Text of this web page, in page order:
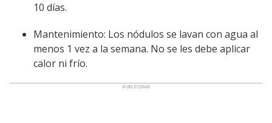
10 días.
Mantenimiento: Los nódulos se lavan con agua al
menos 1 vez a la semana. No se les debe aplicar
calor ni frío.